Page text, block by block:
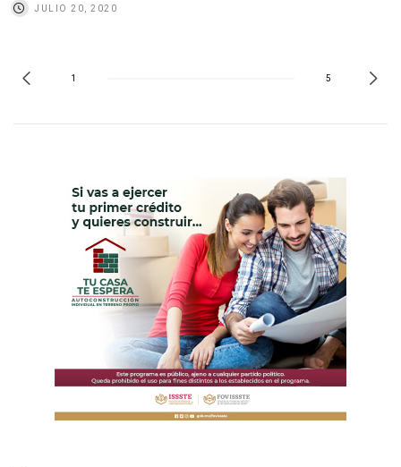
JULIO 20, 2020
1 5